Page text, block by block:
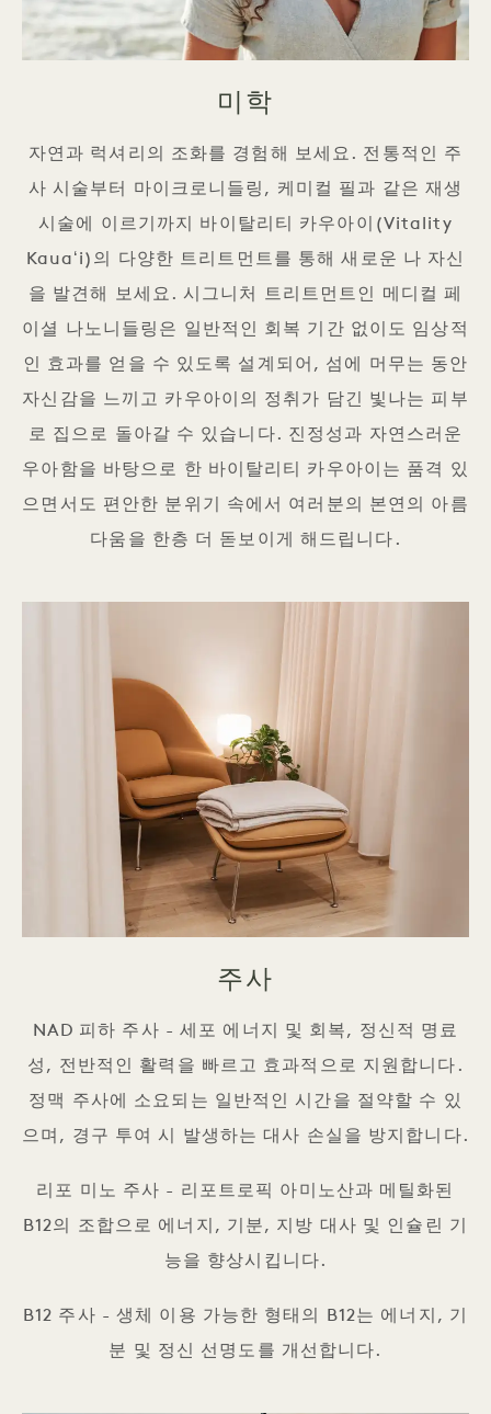
미학
자연과 럭셔리의 조화를 경험해 보세요. 전통적인 주
사 시술부터 마이크로니들링, 케미컬 필과 같은 재생
시술에 이르기까지 바이탈리티 카우아이(Vitality
Kauaʻi)의 다양한 트리트먼트를 통해 새로운 나 자신
을 발견해 보세요. 시그니처 트리트먼트인 메디컬 페
이셜 나노니들링은 일반적인 회복 기간 없이도 임상적
인 효과를 얻을 수 있도록 설계되어, 섬에 머무는 동안
자신감을 느끼고 카우아이의 정취가 담긴 빛나는 피부
로 집으로 돌아갈 수 있습니다. 진정성과 자연스러운
우아함을 바탕으로 한 바이탈리티 카우아이는 품격 있
으면서도 편안한 분위기 속에서 여러분의 본연의 아름
다움을 한층 더 돋보이게 해드립니다.
주사
NAD 피하 주사 - 세포 에너지 및 회복, 정신적 명료
성, 전반적인 활력을 빠르고 효과적으로 지원합니다.
정맥 주사에 소요되는 일반적인 시간을 절약할 수 있
으며, 경구 투여 시 발생하는 대사 손실을 방지합니다.
리포 미노 주사 - 리포트로픽 아미노산과 메틸화된
B12의 조합으로 에너지, 기분, 지방 대사 및 인슐린 기
능을 향상시킵니다.
B12 주사 - 생체 이용 가능한 형태의 B12는 에너지, 기
분 및 정신 선명도를 개선합니다.